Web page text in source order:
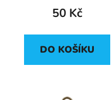
produktu
5,0
z
50 Kč
DO KOŠÍKU